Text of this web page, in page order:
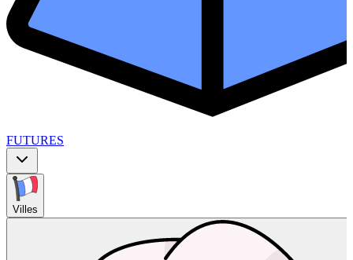
FUTURES
Villes